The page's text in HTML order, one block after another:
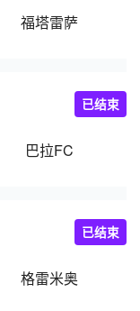
福塔雷萨
巴拉FC
已结束
格雷米奥
已结束